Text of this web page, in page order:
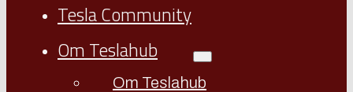
Tesla Community
Om Teslahub
Om Teslahub